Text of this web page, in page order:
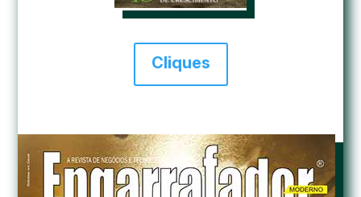
Cliques